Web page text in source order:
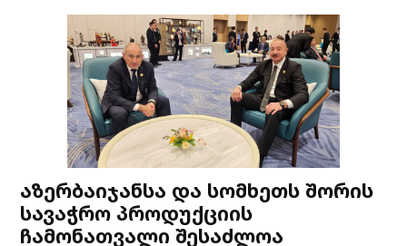
აზერბაიჯანსა და სომხეთს შორის
სავაჭრო პროდუქციის
ჩამონათვალი შესაძლოა